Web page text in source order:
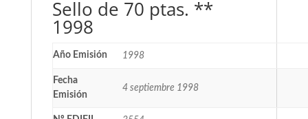
Sello de 70 ptas. **
1998
Año Emisión 1998
Fecha
Emisión
4 septiembre 1998